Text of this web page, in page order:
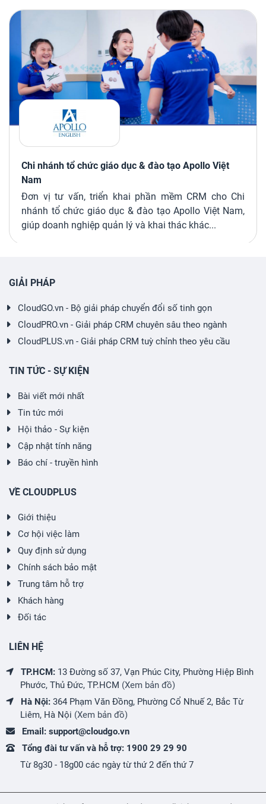
Chi nhánh tổ chức giáo dục & đào tạo Apollo Việt
Nam
Đơn vị tư vấn, triển khai phần mềm CRM cho Chi
nhánh tổ chức giáo dục & đào tạo Apollo Việt Nam,
giúp doanh nghiệp quản lý và khai thác khác...
GIẢI PHÁP
CloudGO.vn - Bộ giải pháp chuyển đổi số tinh gọn
CloudPRO.vn - Giải pháp CRM chuyên sâu theo ngành
CloudPLUS.vn - Giải pháp CRM tuỳ chỉnh theo yêu cầu
TIN TỨC - SỰ KIỆN
Bài viết mới nhất
Tin tức mới
Hội thảo - Sự kiện
Cập nhật tính năng
Báo chí - truyền hình
VỀ CLOUDPLUS
Giới thiệu
Cơ hội việc làm
Quy định sử dụng
Chính sách bảo mật
Trung tâm hỗ trợ
Khách hàng
Đối tác
LIÊN HỆ
TP.HCM: 13 Đường số 37, Vạn Phúc City, Phường Hiệp Bình
Phước, Thủ Đức, TP.HCM (Xem bản đồ)
Hà Nội:364 Phạm Văn Đồng, Phường Cổ Nhuế 2, Bắc Từ
Liêm, Hà Nội (Xem bản đồ)
Email:support@cloudgo.vn
Tổng đài tư vấn và hỗ trợ: 1900 29 29 90
Từ 8g30 - 18g00 các ngày từ thứ 2 đến thứ 7